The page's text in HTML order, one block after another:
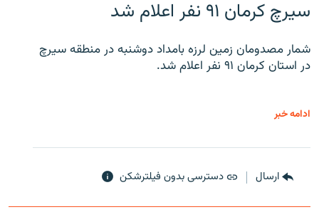
سیرچ کرمان ۹۱ نفر اعلام شد
شمار مصدومان زمین لرزه بامداد دوشنبه در منطقه سیرچ
در استان کرمان ۹۱ نفر اعلام شد.
ادامه خبر
ارسال دسترسی بدون فیلترشکن